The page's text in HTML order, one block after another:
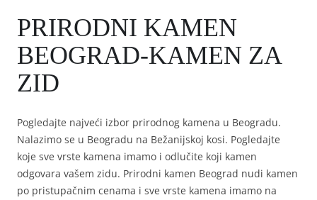
PRIRODNI KAMEN
BEOGRAD-KAMEN ZA
ZID
Pogledajte najveći izbor prirodnog kamena u Beogradu.
Nalazimo se u Beogradu na Bežanijskoj kosi. Pogledajte
koje sve vrste kamena imamo i odlučite koji kamen
odgovara vašem zidu. Prirodni kamen Beograd nudi kamen
po pristupačnim cenama i sve vrste kamena imamo na